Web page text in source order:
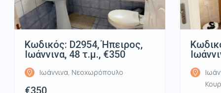
Κωδικός: D2954, Ήπειρος,
Ιωάννινα, 48 τ.μ., €350
Ιωάννινα, Νεοχωρόπουλο
€350